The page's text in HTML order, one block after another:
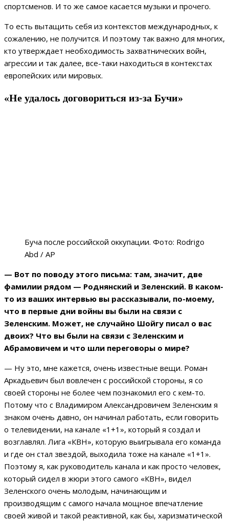
спортсменов. И то же самое касается музыки и прочего.
То есть вытащить себя из контекстов международных, к
сожалению, не получится. И поэтому так важно для многих,
кто утверждает необходимость захватнических войн,
агрессии и так далее, все-таки находиться в контекстах
европейских или мировых.
«Не удалось договориться из-за Бучи»
Буча после российской оккупации. Фото: Rodrigo
Abd / AP
— Вот по поводу этого письма: там, значит, две
фамилии рядом — Роднянский и Зеленский. В каком-
то из ваших интервью вы рассказывали, по-моему,
что в первые дни войны вы были на связи с
Зеленским. Может, не случайно Шойгу писал о вас
двоих? Что вы были на связи с Зеленским и
Абрамовичем и что шли переговоры о мире?
— Ну это, мне кажется, очень известные вещи. Роман
Аркадьевич был вовлечен с российской стороны, я со
своей стороны не более чем познакомил его с кем-то.
Потому что с Владимиром Александровичем Зеленским я
знаком очень давно, он начинал работать, если говорить
о телевидении, на канале «1+1», который я создал и
возглавлял. Лига «КВН», которую выигрывала его команда
и где он стал звездой, выходила тоже на канале «1+1».
Поэтому я, как руководитель канала и как просто человек,
который сидел в жюри этого самого «КВН», видел
Зеленского очень молодым, начинающим и
производящим с самого начала мощное впечатление
своей живой и такой реактивной, как бы, харизматической